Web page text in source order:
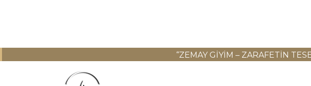
“ZEMAY GIYIM – ZARAFETIN